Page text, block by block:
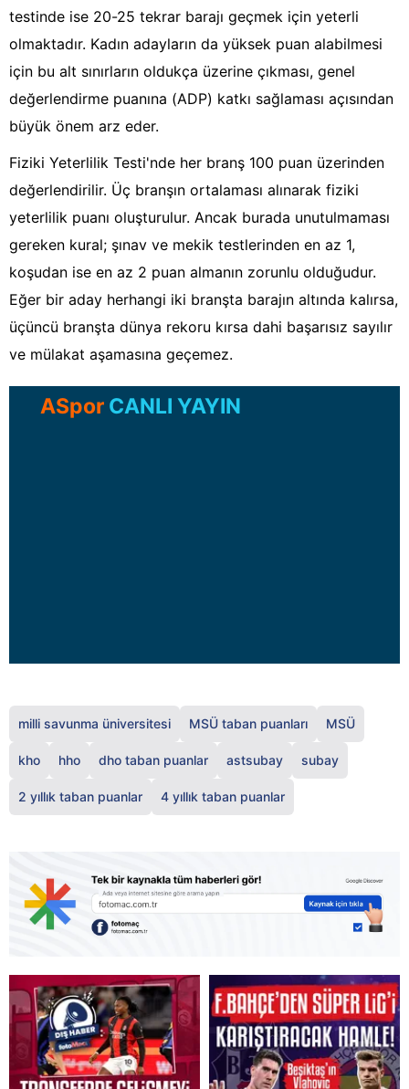
testinde ise 20-25 tekrar barajı geçmek için yeterli
olmaktadır. Kadın adayların da yüksek puan alabilmesi
için bu alt sınırların oldukça üzerine çıkması, genel
değerlendirme puanına (ADP) katkı sağlaması açısından
büyük önem arz eder.
Fiziki Yeterlilik Testi'nde her branş 100 puan üzerinden
değerlendirilir. Üç branşın ortalaması alınarak fiziki
yeterlilik puanı oluşturulur. Ancak burada unutulmaması
gereken kural; şınav ve mekik testlerinden en az 1,
koşudan ise en az 2 puan almanın zorunlu olduğudur.
Eğer bir aday herhangi iki branşta barajın altında kalırsa,
üçüncü branşta dünya rekoru kırsa dahi başarısız sayılır
ve mülakat aşamasına geçemez.
ASpor CANLI YAYIN
milli savunma üniversitesi MSÜ taban puanları MSÜ
kho hho dho taban puanlar astsubay subay
2 yıllık taban puanlar 4 yıllık taban puanlar